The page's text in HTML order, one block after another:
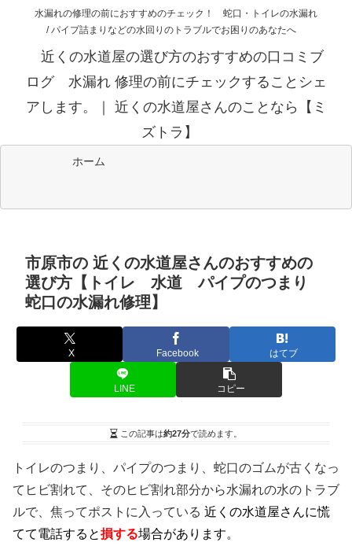
水漏れの修理の前におすすめのチェック！ 蛇口・トイレの水漏れ
/ パイプ詰まりなどの水回りのトラブルでお困りのあなたへ
近くの水道屋の選び方のおすすめの口コミブ
ログ 水漏れ 修理の前にチェックすることシェ
アします。｜ 近くの水道屋さんのことなら【ミ
ズトラ】
ホーム
市原市の 近くの水道屋さんのおすすめの
選び方【トイレ 水道 パイプのつまり
蛇口の水漏れ修理】
X Facebook はてブ
LINE コピー
この記事は約27分で読めます。
トイレのつまり、パイプのつまり、蛇口のゴムが古くなっ
てヒビ割れて、そのヒビ割れ部分から水漏れの水のトラブ
ルで、焦ってポストに入っている 近くの水道屋さんに慌
てて電話すると損する場合があります。